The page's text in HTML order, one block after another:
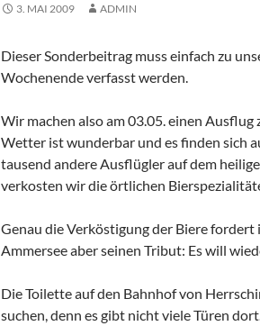
3. MAI 2009 ADMIN
Dieser Sonderbeitrag muss einfach zu
Wochenende verfasst werden.
Wir machen also am 03.05. einen Ausflug
Wetter ist wunderbar und es finden sich
tausend andere Ausflügler auf dem
verkosten wir die örtlichen
Genau die Verköstigung der Biere fordert
Ammersee aber seinen Tribut: Es will
Die Toilette auf den Bahnhof von
suchen, denn es gibt nicht viele Türen